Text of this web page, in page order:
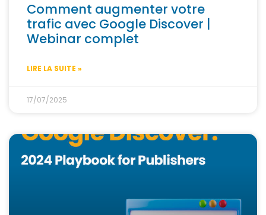
Comment augmenter votre
trafic avec Google Discover |
Webinar complet
LIRE LA SUITE »
17/07/2025